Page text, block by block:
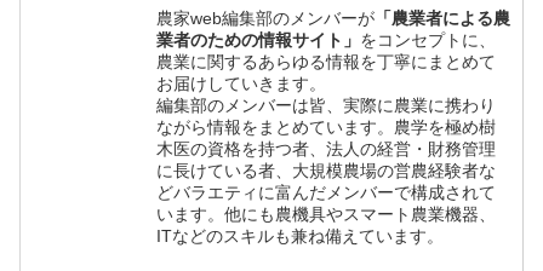
農家web編集部のメンバーが 「農業者による農
業者のための情報サイト」 をコンセプトに、
農業に関するあらゆる情報を丁寧にまとめて
お届けしていきます。
編集部のメンバーは皆、実際に農業に携わり
ながら情報をまとめています。農学を極め樹
木医の資格を持つ者、法人の経営・財務管理
に長けている者、大規模農場の営農経験者な
どバラエティに富んだメンバーで構成されて
います。他にも農機具やスマート農業機器、
ITなどのスキルも兼ね備えています。